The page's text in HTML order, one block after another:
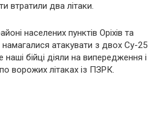
втратили два літаки.
населених пунктів Оріхів та
атакувати з двох Су-25
наші бійці діяли на випередження і
ворожих літаках із ПЗРК.